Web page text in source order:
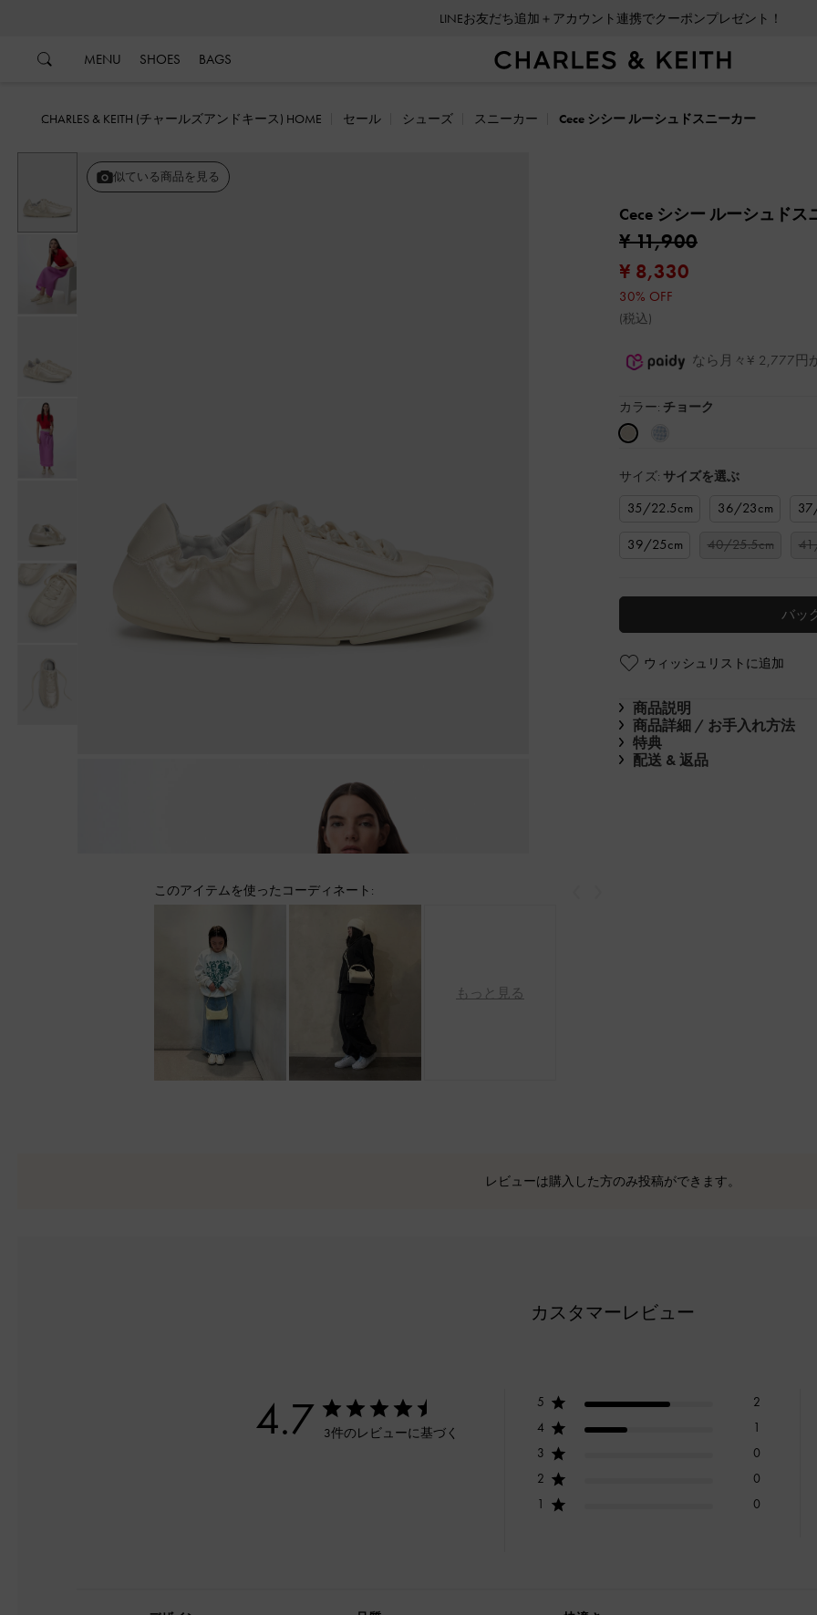
LINEお友だち追加＋アカウント連携でクーポンプレゼント！
MENU SHOES BAGS
CHARLES & KEITH (チャールズアンドキース) HOME セール シューズ スニーカー Cece シシー ルーシュドスニーカー
似ている商品を見る
Cece シシー ルーシュドス
¥ 11,900
¥ 8,330
30% OFF
(税込)
なら月々¥ 2,777円
カラー: チョーク
サイズ: サイズを選ぶ
35/22.5cm 36/23cm
39/25cm
40/25.5cm
バッ
ウィッシュリストに追加
商品説明
商品詳細 / お手入れ方法
特典
配送 & 返品
このアイテムを使ったコーディネート:
もっと見る
レビューは購入した方のみ投稿ができます。
カスタマーレビュー
4.7 3件のレビューに基づく
5
2
4
1
3
0
2
0
1
0